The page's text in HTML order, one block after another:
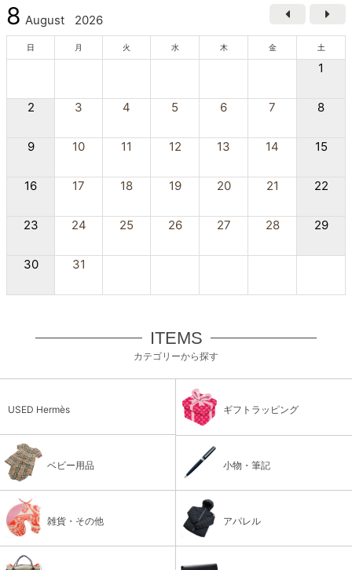
8 August 2026
日 月 火 水 木 金 土
1
2 3 4 5 6 7 8
9 10 11 12 13 14 15
16 17 18 19 20 21 22
23 24 25 26 27 28 29
30 31
ITEMS
カテゴリーから探す
USED Hermès ギフトラッピング
ベビー用品 小物・筆記
雑貨・その他 アパレル